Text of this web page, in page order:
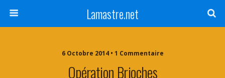
Lamastre.net
6 Octobre 2014 • 1 Commentaire
Opération Brioches